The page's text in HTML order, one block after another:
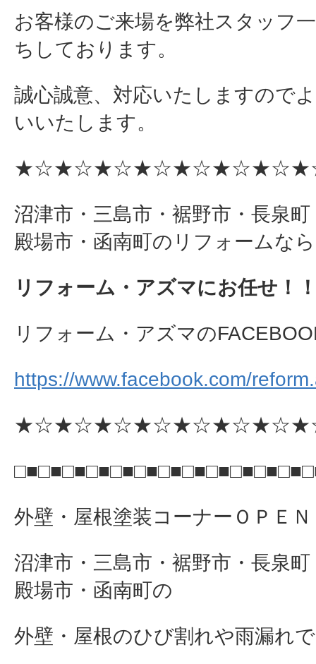
お客様のご来場を弊社スタッフ
ちしております。
誠心誠意、対応いたしますので
いいたします。
沼津市・三島市・裾野市・長泉
殿場市・函南町のリフォームなら
リフォーム・アズマにお任せ！
リフォーム・アズマの
https://www.facebook.com/
外壁・屋根塗装コーナーＯＰＥ
沼津市・三島市・裾野市・長泉
殿場市・函南町の
外壁・屋根のひび割れや雨漏れ